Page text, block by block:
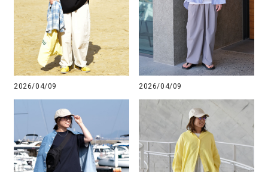
2026/04/09 2026/04/09